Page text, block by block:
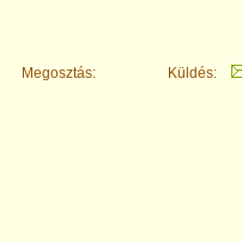
Megosztás: Küldés: